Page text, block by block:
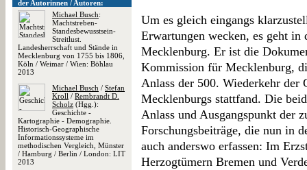
der Autorinnen / Autoren:
Michael Busch:
Machtstreben-
Standesbewusstsein-
Streitlust.
Landesherrschaft und Stände in
Mecklenburg von 1755 bis 1806,
Köln / Weimar / Wien: Böhlau
2013
Michael Busch / Stefan
Kroll / Rembrandt D.
Scholz (Hgg.):
Geschichte -
Kartographie - Demographie.
Historisch-Geographische
Informationssysteme im
methodischen Vergleich, Münster
/ Hamburg / Berlin / London: LIT
2013
Um es gleich eingangs
Erwartungen wecken, es geht
Mecklenburg. Er ist die
Kommission für Mecklenburg,
Anlass der 500. Wiederkehr der
Mecklenburgs stattfand. Die
Anlass und Ausgangspunkt der
Forschungsbeiträge, die nun in
auch anderswo erfassen: Im
Herzogtümern Bremen und